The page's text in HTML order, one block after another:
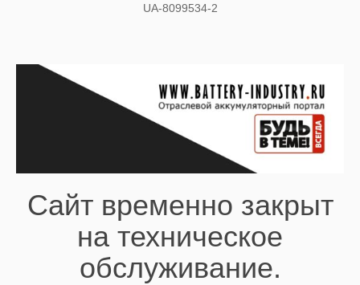
UA-8099534-2
Сайт временно закрыт
на техническое
обслуживание.